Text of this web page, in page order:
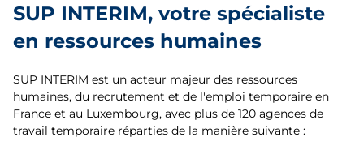
Île-de-France
Normandie
Occitanie
Pays de la Loire
Bouches-du-Rhône
Calvados
Argentan
Arras
Audincourt
Auxerre
Avignon
SUP INTERIM, votre spécialiste
en ressources humaines
SUP INTERIM est un acteur majeur des ressources
humaines, du recrutement et de l'emploi temporaire en
France et au Luxembourg, avec plus de 120 agences de
travail temporaire réparties de la manière suivante :